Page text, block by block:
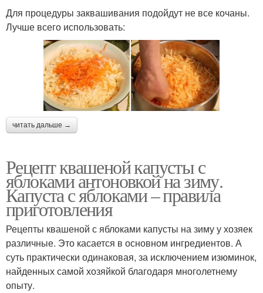
Для процедуры заквашивания подойдут не все кочаны.
Лучше всего использовать:
читать дальше →
Рецепт квашеной капусты с
яблоками антоновкой на зиму.
Капуста с яблоками – правила
приготовления
Рецепты квашеной с яблоками капусты на зиму у хозяек
различные. Это касается в основном ингредиентов. А
суть практически одинаковая, за исключением изюминок,
найденных самой хозяйкой благодаря многолетнему
опыту.